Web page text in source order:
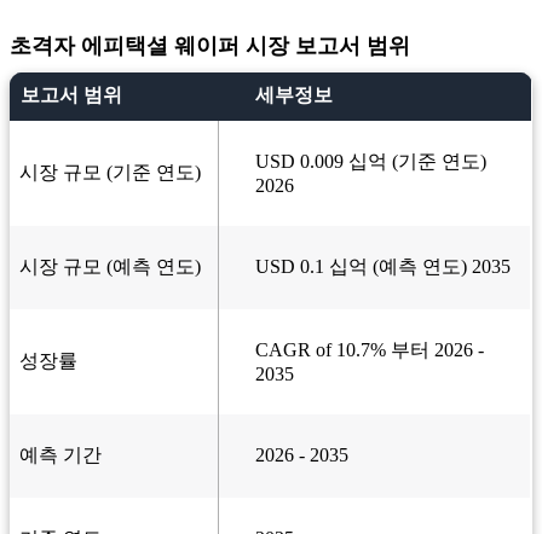
초격자 에피택셜 웨이퍼 시장 보고서 범위
보고서 범위 세부정보
시장 규모 (기준 연도)
USD 0.009 십억 (기준 연도)
2026
시장 규모 (예측 연도) USD 0.1 십억 (예측 연도) 2035
성장률
CAGR of 10.7% 부터 2026 -
2035
예측 기간 2026 - 2035